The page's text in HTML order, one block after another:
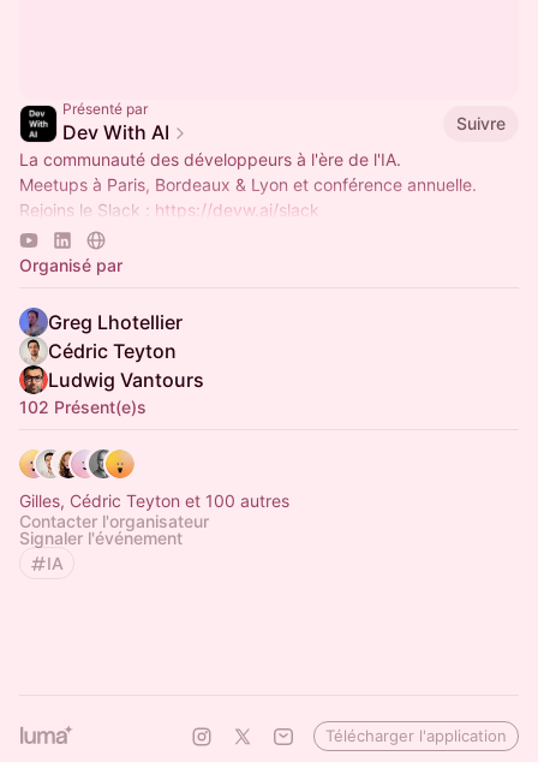
Présenté par
Dev With AI
Suivre
La communauté des développeurs à l'ère de l'IA.
Meetups à Paris, Bordeaux & Lyon et conférence annuelle.
Rejoins le Slack : https://devw.ai/slack
Propose un talk :
Organisé par
Greg Lhotellier
Cédric Teyton
Ludwig Vantours
102 Présent(e)s
Gilles, Cédric Teyton et 100 autres
Contacter l'organisateur
Signaler l'événement
IA
Télécharger l'application